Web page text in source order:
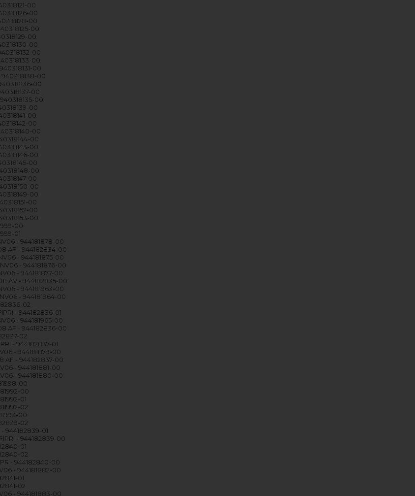
00
00
00
00
00
00
00
00
00
940318138-00
00
00
00
00
00
00
00
00
00
00
00
00
00
00
00
00
00
00
00
01
- 944181878-00
AF - 944182834-00
- 944181875-00
- 944181876-00
- 944181877-00
AV - 944182835-00
- 944181963-00
- 944181964-00
02
- 944182836-01
- 944181965-00
AF - 944182836-00
02
- 944182837-01
- 944181879-00
AF - 944182837-00
- 944181881-00
- 944181880-00
00
00
01
02
00
02
944182839-01
- 944182839-00
01
02
- 944182840-00
- 944181882-00
01
02
- 944181883-00